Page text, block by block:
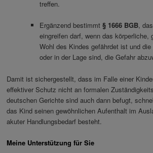
treffen.
Ergänzend bestimmt§ 1666 BGB,
eingreifen darf, wenn das körperliche,
Wohl des Kindes gefährdet ist und
oder in der Lage sind, die Gefahr
Damit ist sichergestellt, dass im Falle einer
effektiver Schutz nicht an formalen
deutschen Gerichte sind auch dann befugt,
das Kind seinen gewöhnlichen Aufenthalt im
akuter Handlungsbedarf besteht.
Meine Unterstützung für Sie